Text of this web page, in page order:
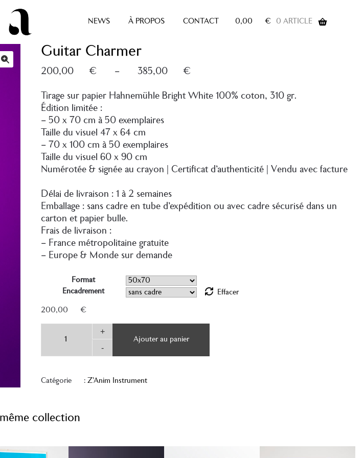
NEWS À PROPOS CONTACT 0,00€ 0 ARTICLE
Guitar Charmer
200,00€ – 385,00€
prix :
Tirage sur papier Hahnemühle Bright White 100% coton, 310 gr.
Édition limitée :
– 50 x 70 cm à 50 exemplaires
Taille du visuel 47 x 64 cm
– 70 x 100 cm à 50 exemplaires
Taille du visuel 60 x 90 cm
Numérotée & signée au crayon | Certificat d’authenticité | Vendu avec facture
Délai de livraison : 1 à 2 semaines
Emballage : sans cadre en tube d’expédition ou avec cadre sécurisé dans un
carton et papier bulle.
Frais de livraison :
– France métropolitaine gratuite
– Europe & Monde sur demande
Format
Encadrement
Effacer
200,00€
Charmer
+
-
Ajouter au panier
Catégorie :Z'Anim Instrument
collection